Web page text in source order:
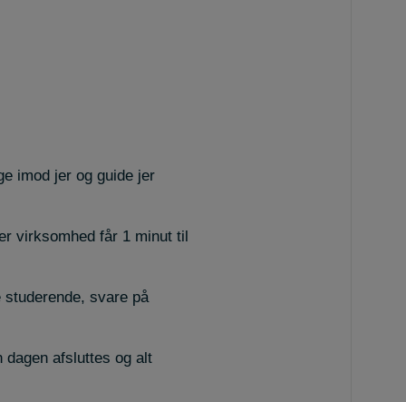
imod jer og guide jer
virksomhed får 1 minut til
svare på
afsluttes og alt